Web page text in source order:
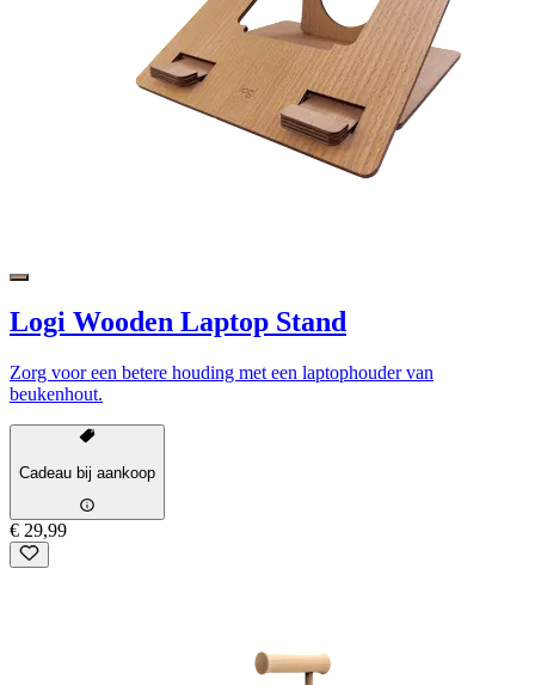
Logi Wooden Laptop Stand
Zorg voor een betere houding met een laptophouder van
beukenhout.
Cadeau bij aankoop
€ 29,99